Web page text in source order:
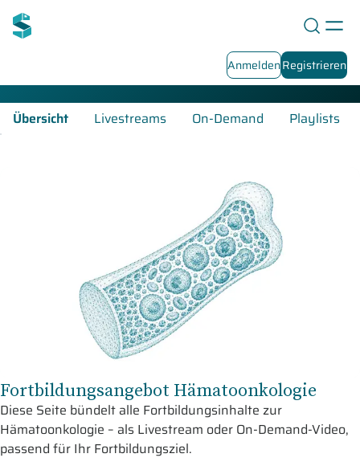
AnmeldenRegistrieren
Hämatoonkologie-Fortbildungen
Übersicht Livestreams On-Demand Playlists
Fortbildungsangebot Hämatoonkologie
Diese Seite bündelt alle Fortbildungsinhalte zur
Hämatoonkologie – als Livestream oder On-Demand-Video,
passend für Ihr Fortbildungsziel.